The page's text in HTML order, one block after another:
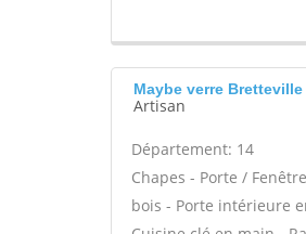
Maybe verre
Artisan
Département: 14
Chapes - Porte /
bois - Porte intérieure